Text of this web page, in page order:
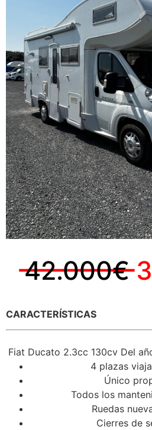
42.000€
CARACTERÍSTICAS
Fiat Ducato 2.3cc 130cv Del
4 plazas
Único
Todos los
Ruedas
Cierres de